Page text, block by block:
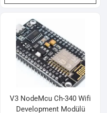
V3 NodeMcu Ch-340 Wifi
Development Modülü